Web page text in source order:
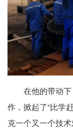
在他的带动
作，掀起了“比学
克一个又一个技